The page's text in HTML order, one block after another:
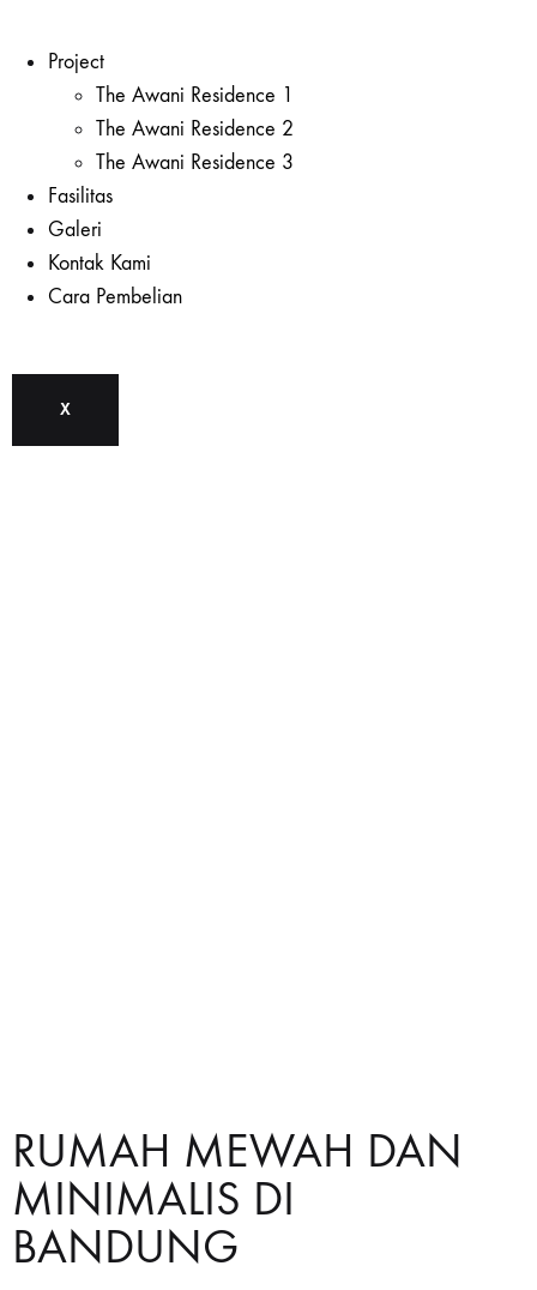
Project
The Awani Residence 1
The Awani Residence 2
The Awani Residence 3
Fasilitas
Galeri
Kontak Kami
Cara Pembelian
X
RUMAH MEWAH DAN
MINIMALIS DI
BANDUNG